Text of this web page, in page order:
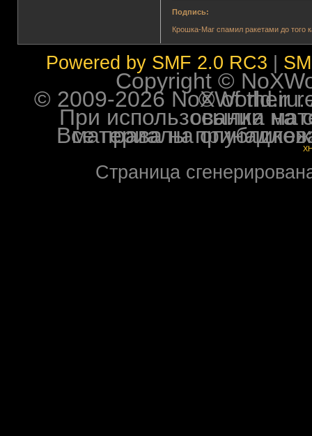
Подпись:
Крошка-Маг спамил ракетами до того
Powered by SMF 2.0 RC3
Copyright ©
© 2009-2026 NoXWorld.ru. All
При использовании
Все права на опубликованные на форуме
Страница